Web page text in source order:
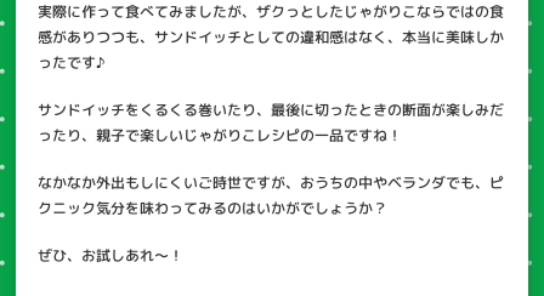
実際に作って食べてみましたが、ザクっとしたじゃがりこならではの食
感がありつつも、サンドイッチとしての違和感はなく、本当に美味しか
ったです♪
サンドイッチをくるくる巻いたり、最後に切ったときの断面が楽しみだ
ったり、親子で楽しいじゃがりこレシピの一品ですね！
なかなか外出もしにくいご時世ですが、おうちの中やベランダでも、ピ
クニック気分を味わってみるのはいかがでしょうか？
ぜひ、お試しあれ～！